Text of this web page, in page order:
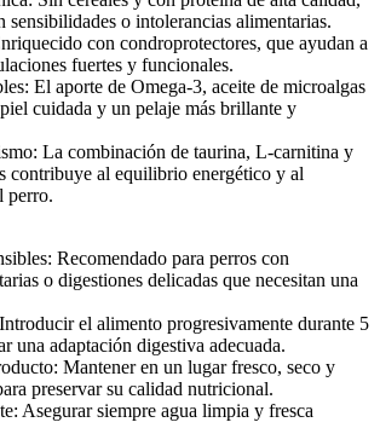
sensibilidades o intolerancias alimentarias.
con condroprotectores, que ayudan a
fuertes y funcionales.
El aporte de Omega-3, aceite de microalgas
cuidada y un pelaje más brillante y
La combinación de taurina, L-carnitina y
contribuye al equilibrio energético y al
perro.
Recomendado para perros con
o digestiones delicadas que necesitan una
el alimento progresivamente durante 5
una adaptación digestiva adecuada.
Mantener en un lugar fresco, seco y
preservar su calidad nutricional.
Asegurar siempre agua limpia y fresca